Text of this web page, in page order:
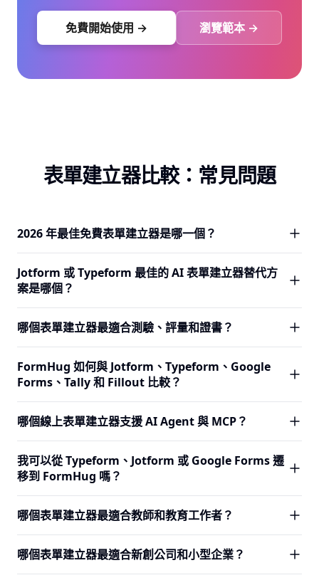
免費開始使用 → 瀏覽範本 →
表單建立器比較：常見問題
2026 年最佳免費表單建立器是哪一個？
每月提供 3,000 筆免費提交，並附帶 AI 表單生成、測驗計
分、預約表單、付款表單與不限協作人數。Jotform 每月提
供 100 筆免費提交，Typeform 提供 10 筆，Fillout 提供
1,000 筆。最佳選擇取決於你是否需要無限制的量（Google
Forms / Tally）或更豐富的功能（FormHug）。
Jotform 或 Typeform 最佳的 AI 表單建立器替代方
案是哪個？
案。它能從自然語言提示生成完整的表單結構，而非只是一
個需要填充的骨架。它還包含對 AI Agent 的 MCP 支援、從
現有表單進行 AI 輔助重建，以及測驗、問卷、預約、付款與
評量等特殊 AI 生成類型。
哪個表單建立器最適合測驗、評量和證書？
擎。它支援計分測驗、知識問答格式、知識考試、人格評
量、雷達圖報告與證書生成。Typeform 和 Jotform 提供部
分測驗支援。Google Forms、Tally 和 Fillout 的原生測驗計
分功能有限或完全不支援。
FormHug 如何與 Jotform、Typeform、Google
Forms、Tally 和 Fillout 比較？
筆）、不限協作人數、測驗與評量工具、預約日曆、付款表
單、對外查詢，以及對 AI Agent 的 MCP 支援方面領先。
Jotform 在企業整合方面領先。Typeform 在對話式問卷使用
者體驗方面領先。Google Forms 和 Tally 在真正無限制的免
費提交方面勝出。Fillout 在整合深度方面領先。
哪個線上表單建立器支援 AI Agent 與 MCP？
最完整的 MCP 伺服器：表單建立、欄位編輯、提交記錄讀取
與資料提交均可作為 MCP 工具使用。如果你希望 Claude、
Cursor 或其他相容 MCP 的用戶端中的 AI Agent 能自主建立
並操作表單，FormHug 是最佳選擇。
我可以從 Typeform、Jotform 或 Google Forms 遷
移到 FormHug 嗎？
表單，FormHug 即會生成一個相近的版本。標準欄位、問
卷、報名表單、測驗與基本條件邏輯都能順利遷移。複雜的
整合、自訂付款流程或深度品牌化的版面可能需要手動調
整。
哪個表單建立器最適合教師和教育工作者？
證書生成與評量報告，無需任何附加元件。教師可以建立計
分測驗、人格評量與課程評鑑，系統自動計分並發放證書。
哪個表單建立器最適合新創公司和小型企業？